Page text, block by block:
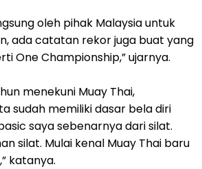
oleh pihak Malaysia untuk
ada catatan rekor juga buat yang
One Championship,” ujarnya.
menekuni Muay Thai,
sudah memiliki dasar bela diri
saya sebenarnya dari silat.
silat. Mulai kenal Muay Thai baru
katanya.